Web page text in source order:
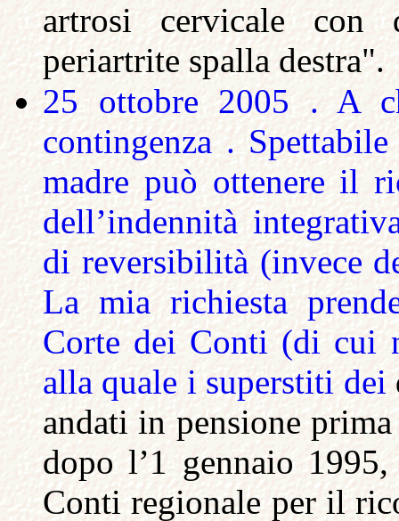
artrosi cervicale con
periartrite spalla destra".
25 ottobre 2005 . A
contingenza .
madre può ottenere il
dell’indennità
di reversibilità (invece
La mia richiesta
Corte dei Conti (di cui
alla quale i superstiti dei
andati in pensione
dopo l’1 gennaio
Conti regionale per il